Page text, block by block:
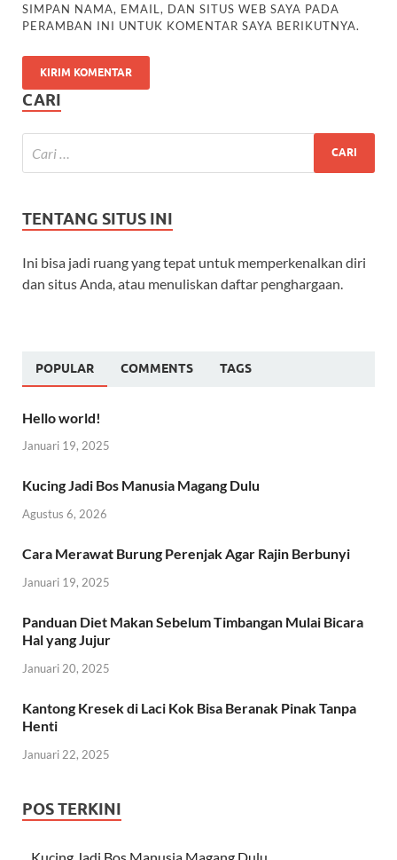
SIMPAN NAMA, EMAIL, DAN SITUS WEB SAYA PADA
PERAMBAN INI UNTUK KOMENTAR SAYA BERIKUTNYA.
CARI
TENTANG SITUS INI
Ini bisa jadi ruang yang tepat untuk memperkenalkan diri
dan situs Anda, atau menuliskan daftar penghargaan.
POPULAR COMMENTS TAGS
Hello world!
Januari 19, 2025
Kucing Jadi Bos Manusia Magang Dulu
Agustus 6, 2026
Cara Merawat Burung Perenjak Agar Rajin Berbunyi
Januari 19, 2025
Panduan Diet Makan Sebelum Timbangan Mulai Bicara
Hal yang Jujur
Januari 20, 2025
Kantong Kresek di Laci Kok Bisa Beranak Pinak Tanpa
Henti
Januari 22, 2025
POS TERKINI
Kucing Jadi Bos Manusia Magang Dulu